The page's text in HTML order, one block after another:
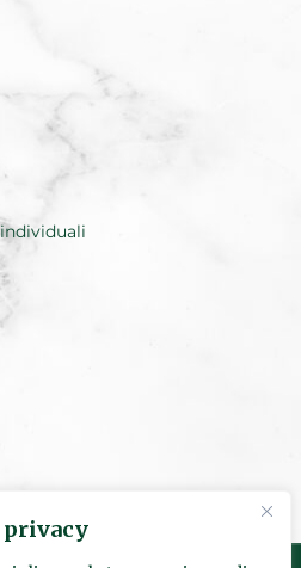
privacy